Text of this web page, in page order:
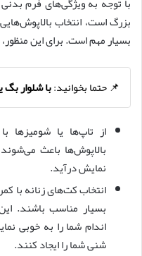
بزرگ است، انتخاب
بسیار مهم است. برای این
📌 حتما بخوانید:با شلوار
از تاپ‌ها یا شومیزها
بالاپوش‌ها باعث
نمایش درآید.
انتخاب کت‌های زنانه با
بسیار مناسب باشند.
اندام شما را به خوبی
شنی شما را ایجاد کنند.